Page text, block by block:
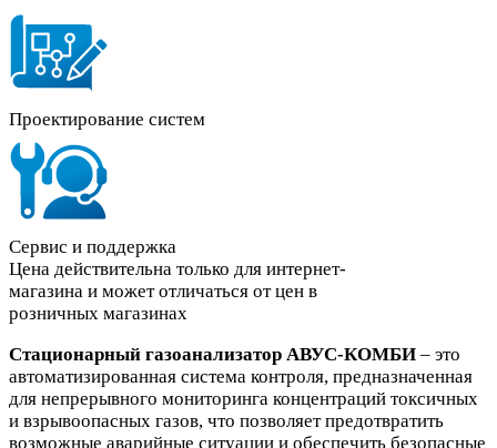
Проектирование систем
Сервис и поддержка
Цена действительна только для интернет-
магазина и может отличаться от цен в
розничных магазинах
Стационарный газоанализатор АВУС-КОМБИ – это
автоматизированная система контроля, предназначенная
для непрерывного мониторинга концентраций токсичных
и взрывоопасных газов, что позволяет предотвратить
возможные аварийные ситуации и обеспечить безопасные